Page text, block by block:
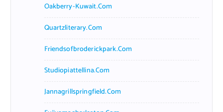
Oakberry-Kuwait.com
Quartzliterary.com
Friendsofbroderickpark.com
Studiopiattellina.com
Jannagrillspringfield.com